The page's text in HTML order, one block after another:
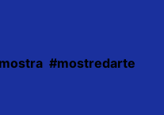
#mostredarte